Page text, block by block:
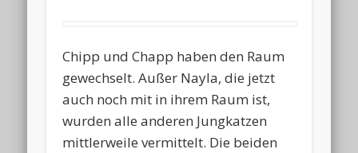
Chipp und Chapp haben den Raum
gewechselt. Außer Nayla, die jetzt
auch noch mit in ihrem Raum ist,
wurden alle anderen Jungkatzen
mittlerweile vermittelt. Die beiden